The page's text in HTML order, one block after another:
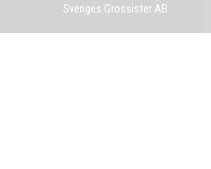
Sveriges Grossister AB